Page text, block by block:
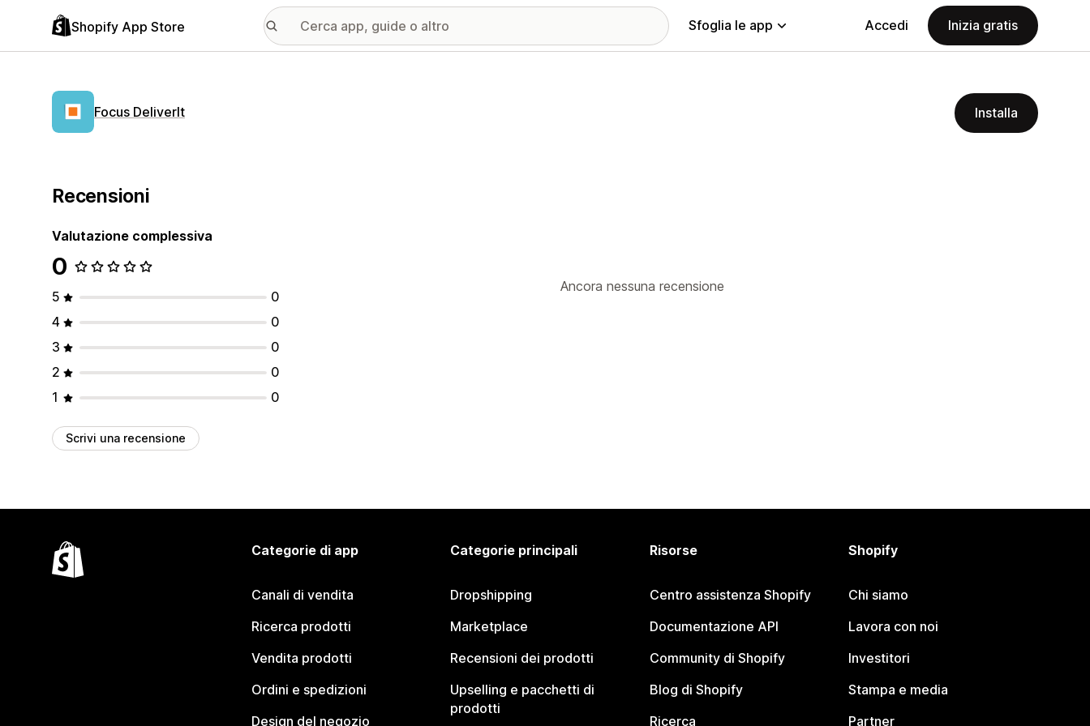
Shopify App Store Sfoglia le app Accedi Inizia gratis
Focus DeliverIt Installa
Recensioni
Valutazione complessiva
0
5
0
4
0
3
0
2
0
1
0
Scrivi una recensione
Ancora nessuna recensione
Categorie di app
Canali di vendita
Ricerca prodotti
Vendita prodotti
Ordini e spedizioni
Design del negozio
Categorie principali
Dropshipping
Marketplace
Recensioni dei prodotti
Upselling e pacchetti di
prodotti
Risorse
Centro assistenza Shopify
Documentazione API
Community di Shopify
Blog di Shopify
Ricerca
Shopify
Chi siamo
Lavora con noi
Investitori
Stampa e media
Partner